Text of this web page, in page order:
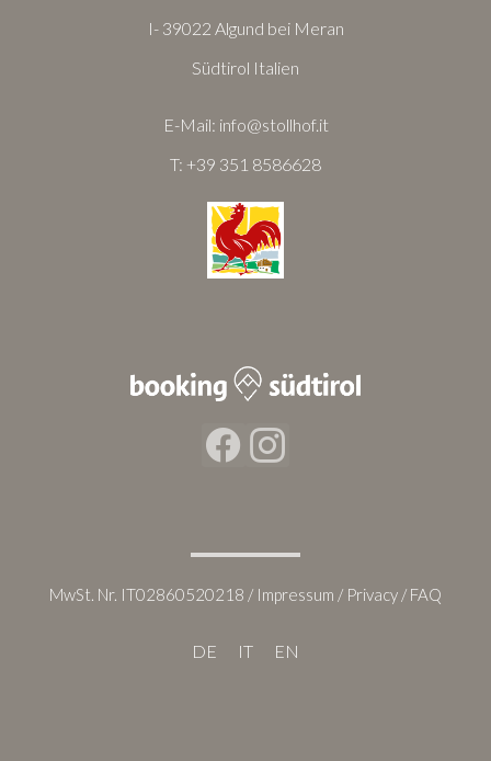
I- 39022 Algund bei Meran
Südtirol Italien
E-Mail: info@stollhof.it
T: +39 351 8586628
FacebookInstagram
MwSt. Nr. IT02860520218 / Impressum / Privacy / FAQ
DE IT EN